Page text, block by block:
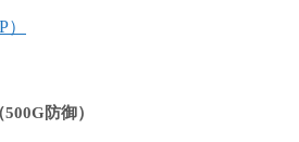
防御）